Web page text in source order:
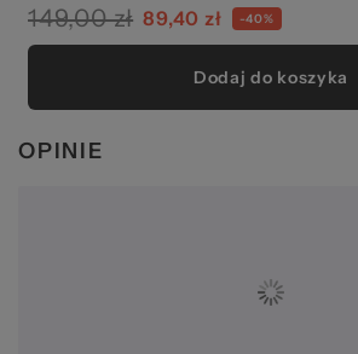
149,00 zł 89,40 zł -40%
Dodaj do koszyka
OPINIE